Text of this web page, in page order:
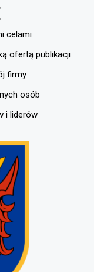
celami
ofertą publikacji
firmy
osób
i liderów